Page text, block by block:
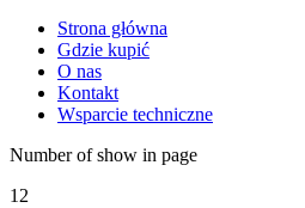
Strona główna
Gdzie kupić
O nas
Kontakt
Wsparcie techniczne
Number of show in page
12